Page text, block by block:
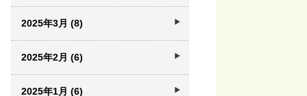
2025年3月 (8)
2025年2月 (6)
2025年1月 (6)